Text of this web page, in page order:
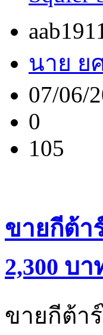
นาย ย
07/06/
0
105
ขายกีต้า
2,300 บา
ขายกีต้า